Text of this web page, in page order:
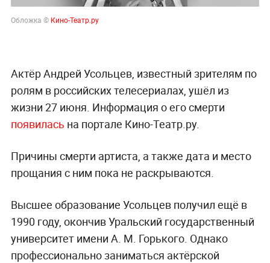
Обложка © Кино-Театр.ру
Актёр Андрей Усольцев, известный зрителям по
ролям в российских телесериалах, ушёл из
жизни 27 июня. Информация о его смерти
появилась на портале Кино-Театр.ру.
Причины смерти артиста, а также дата и место
прощания с ним пока не раскрываются.
Высшее образование Усольцев получил ещё в
1990 году, окончив Уральский государственный
университет имени А. М. Горького. Однако
профессионально заниматься актёрской